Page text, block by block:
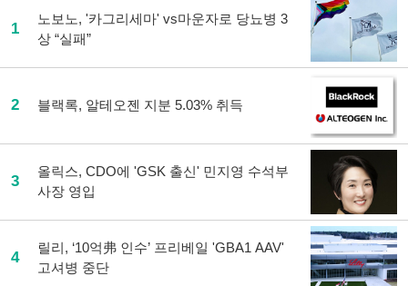
1
노보노, '카그리세마' vs마운자로 당뇨병 3
상 “실패”
2 블랙록, 알테오젠 지분 5.03% 취득
3
올릭스, CDO에 'GSK 출신' 민지영 수석부
사장 영입
4
릴리, ‘10억弗 인수’ 프리베일 'GBA1 AAV'
고셔병 중단